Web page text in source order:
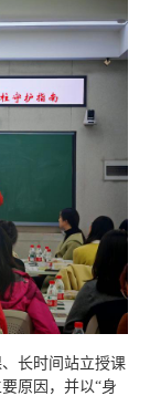
长时间站立授课
原因，并以“身